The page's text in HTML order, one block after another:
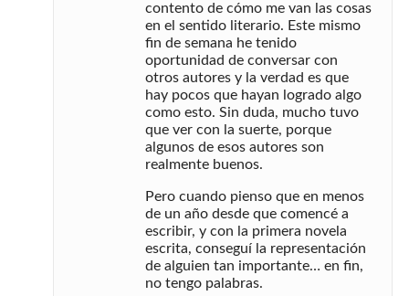
contento de cómo me van las cosas
en el sentido literario. Este mismo
fin de semana he tenido
oportunidad de conversar con
otros autores y la verdad es que
hay pocos que hayan logrado algo
como esto. Sin duda, mucho tuvo
que ver con la suerte, porque
algunos de esos autores son
realmente buenos.
Pero cuando pienso que en menos
de un año desde que comencé a
escribir, y con la primera novela
escrita, conseguí la representación
de alguien tan importante… en fin,
no tengo palabras.